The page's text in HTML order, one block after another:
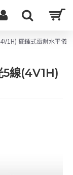
擺錘式雷射水平儀
5線(4V1H)